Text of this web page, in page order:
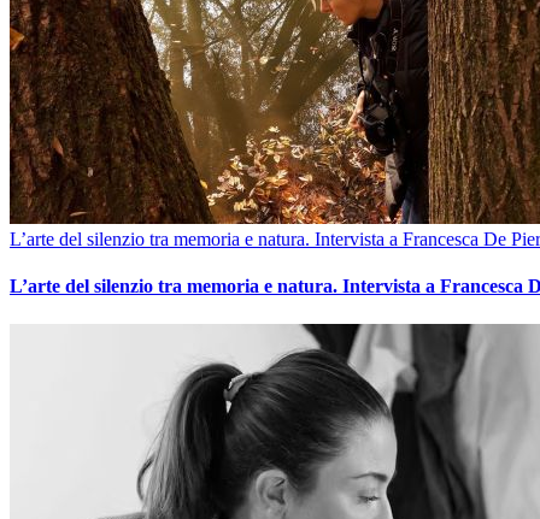
L’arte del silenzio tra memoria e natura. Intervista a Francesca De
L’arte del silenzio tra memoria e natura. Intervista a Francesca